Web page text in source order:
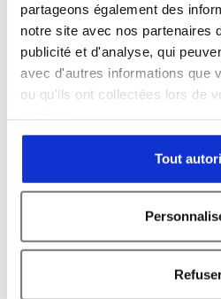
partageons également des
notre site avec nos partenaires
publicité et d'analyse, qui
avec d'autres informations que
ou qu'ils ont collectées lors de
Tout
Attach a file (.jpg .pdf